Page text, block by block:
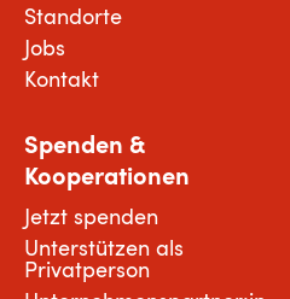
Standorte
Jobs
Kontakt
Spenden &
Kooperationen
Jetzt spenden
Unterstützen als
Privatperson